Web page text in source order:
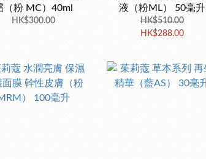
（粉 MC）40ml
HK$300.00
液（粉ML） 50毫升
HK$510.00
HK$288.00